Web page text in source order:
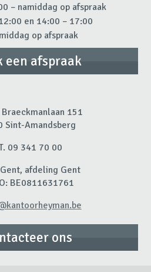
– namiddag op afspraak
en 14:00 – 17:00
op afspraak
een afspraak
151
Sint-Amandsberg
09 341 70 00
Gent, afdeling Gent
BE0811631761
ons